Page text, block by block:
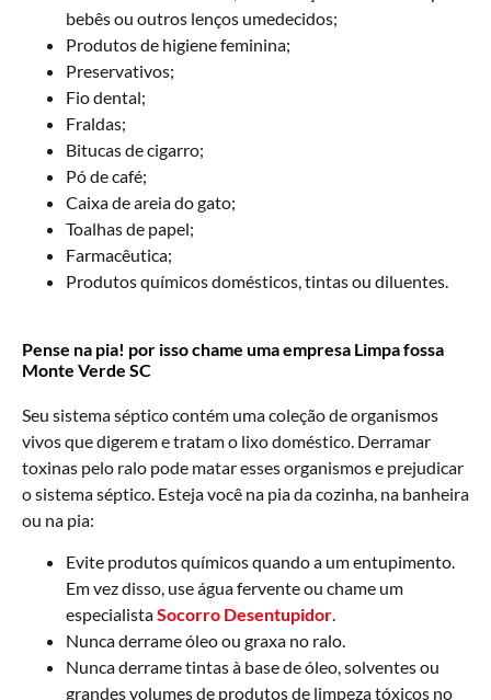
bebês ou outros lenços umedecidos;
Produtos de higiene feminina;
Preservativos;
Fio dental;
Fraldas;
Bitucas de cigarro;
Pó de café;
Caixa de areia do gato;
Toalhas de papel;
Farmacêutica;
Produtos químicos domésticos, tintas ou diluentes.
Pense na pia! por isso chame uma empresa Limpa fossa
Monte Verde SC
Seu sistema séptico contém uma coleção de organismos
vivos que digerem e tratam o lixo doméstico. Derramar
toxinas pelo ralo pode matar esses organismos e prejudicar
o sistema séptico. Esteja você na pia da cozinha, na banheira
ou na pia:
Evite produtos químicos quando a um entupimento.
Em vez disso, use água fervente ou chame um
especialistaSocorro Desentupidor.
Nunca derrame óleo ou graxa no ralo.
Nunca derrame tintas à base de óleo, solventes ou
grandes volumes de produtos de limpeza tóxicos no